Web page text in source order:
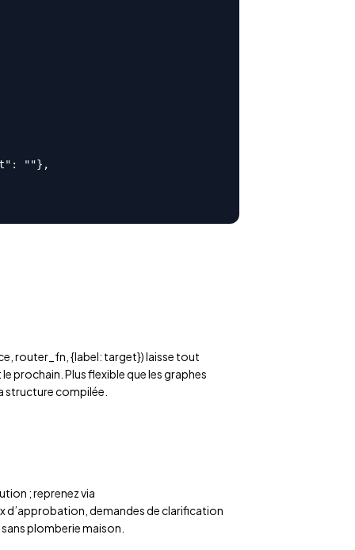
""},
router_fn, {label: target}) laisse tout
prochain. Plus flexible que les graphes
structure compilée.
; reprenez via
d’approbation, demandes de clarification
plomberie maison.